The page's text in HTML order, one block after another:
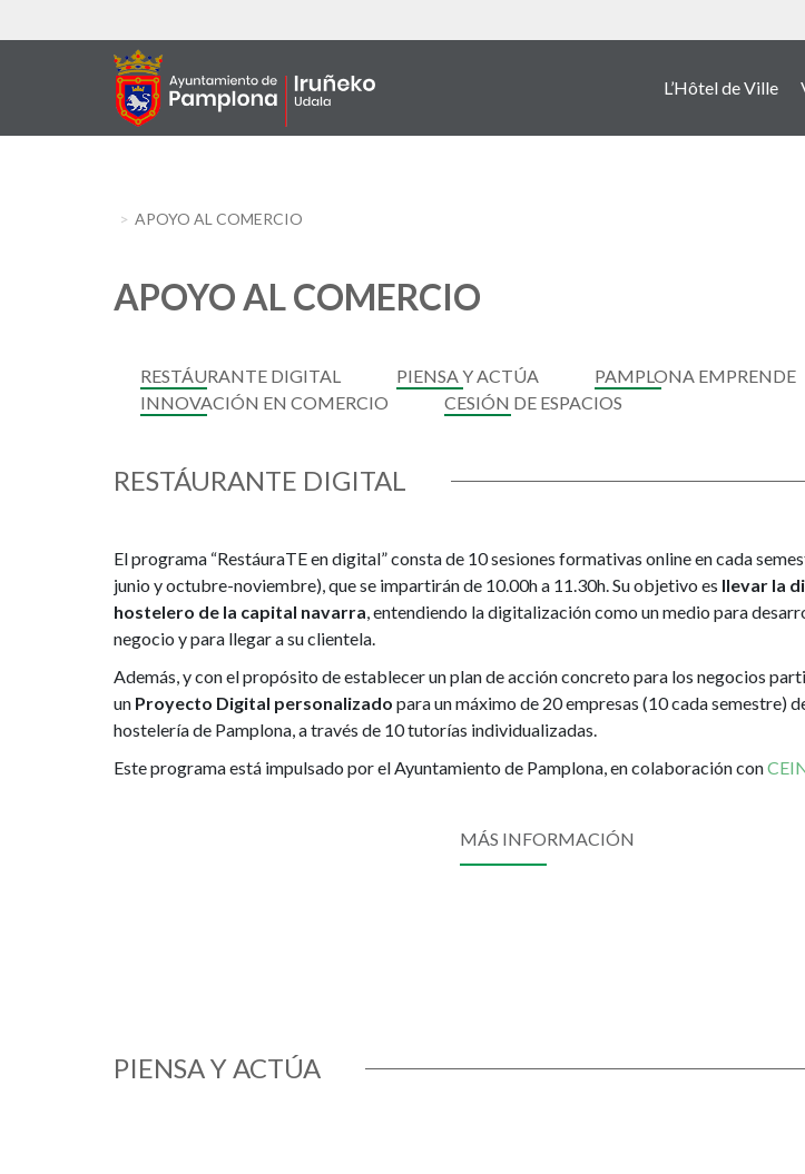
au
L’Hôtel de Ville
APOYO AL COMERCIO
APOYO AL COMERCIO
RESTÁURANTE DIGITAL PIENSA Y ACTÚA PAMPLONA EMPRENDE
INNOVACIÓN EN COMERCIO
CESIÓN DE ESPACIOS
RESTÁURANTE DIGITAL
El programa “RestáuraTE en digital” consta de 10 sesiones formativas online en cada
junio y octubre-noviembre), que se impartirán de 10.00h a 11.30h. Su objetivo es llevar la
hostelero de la capital navarra, entendiendo la digitalización como un medio para
negocio y para llegar a su clientela.
Además, y con el propósito de establecer un plan de acción concreto para los negocios
un Proyecto Digital personalizado para un máximo de 20 empresas (10 cada semestre)
hostelería de Pamplona, a través de 10 tutorías individualizadas.
Este programa está impulsado por el Ayuntamiento de Pamplona, en colaboración con
MÁS INFORMACIÓN
PIENSA Y ACTÚA